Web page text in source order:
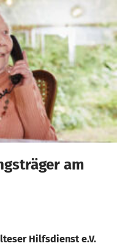
am
Hilfsdienst e.V.